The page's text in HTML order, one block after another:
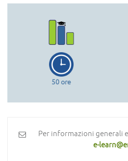
50 ore
Per informazioni generali
e-